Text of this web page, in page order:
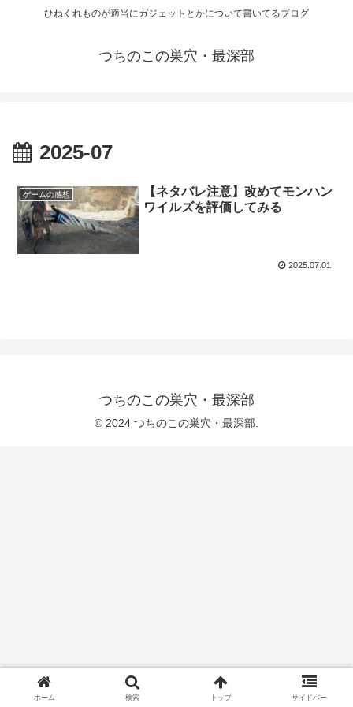
ひねくれものが適当にガジェットとかについて書いてるブログ
つちのこの巣穴・最深部
2025-07
ゲームの感想
【ネタバレ注意】改めてモンハン
ワイルズを評価してみる
2025.07.01
つちのこの巣穴・最深部
© 2024 つちのこの巣穴・最深部.
ホーム 検索 トップ サイドバー